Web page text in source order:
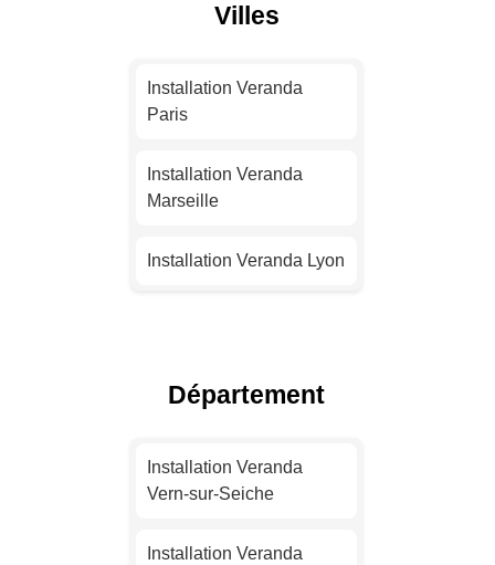
Villes
Installation Veranda
Paris
Installation Veranda
Marseille
Installation Veranda Lyon
Installation Veranda Nice
Installation Veranda
Nantes
Installation Veranda
Département
Installation Veranda
Vern-sur-Seiche
Installation Veranda